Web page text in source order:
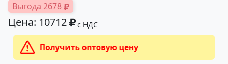
Выгода 2678
Цена: 10712 с НДС
Получить оптовую цену